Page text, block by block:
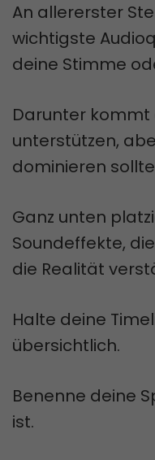
An allererster
wichtigste
deine Stimme
Darunter kommt
unterstützen,
dominieren
Ganz unten
Soundeffekte,
die Realität
Halte deine
übersichtlich.
Benenne deine
ist.